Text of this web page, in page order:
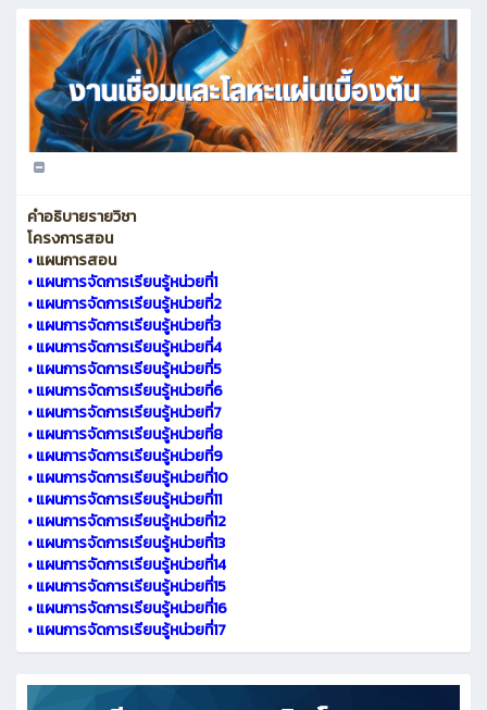
คำอธิบายรายวิชา
โครงการสอน
•แผนการสอน
•แผนการจัดการเรียนรู้หน่วยที่1
•แผนการจัดการเรียนรู้หน่วยที่2
•แผนการจัดการเรียนรู้หน่วยที่3
•แผนการจัดการเรียนรู้หน่วยที่4
•แผนการจัดการเรียนรู้หน่วยที่5
•แผนการจัดการเรียนรู้หน่วยที่6
•แผนการจัดการเรียนรู้หน่วยที่7
•แผนการจัดการเรียนรู้หน่วยที่8
•แผนการจัดการเรียนรู้หน่วยที่9
•แผนการจัดการเรียนรู้หน่วยที่10
•แผนการจัดการเรียนรู้หน่วยที่11
•แผนการจัดการเรียนรู้หน่วยที่12
•แผนการจัดการเรียนรู้หน่วยที่13
•แผนการจัดการเรียนรู้หน่วยที่14
•แผนการจัดการเรียนรู้หน่วยที่15
•แผนการจัดการเรียนรู้หน่วยที่16
•แผนการจัดการเรียนรู้หน่วยที่17